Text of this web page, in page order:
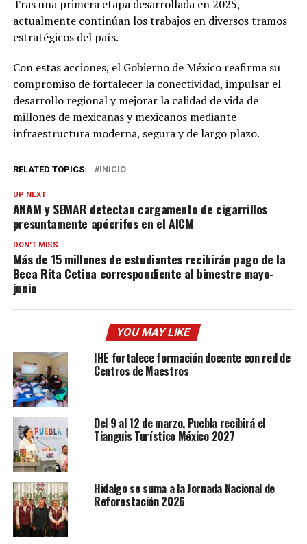
Tras una primera etapa desarrollada en 2025,
actualmente continúan los trabajos en diversos tramos
estratégicos del país.
Con estas acciones, el Gobierno de México reafirma su
compromiso de fortalecer la conectividad, impulsar el
desarrollo regional y mejorar la calidad de vida de
millones de mexicanas y mexicanos mediante
infraestructura moderna, segura y de largo plazo.
RELATED TOPICS: INICIO
UP NEXT
ANAM y SEMAR detectan cargamento de cigarrillos
presuntamente apócrifos en el AICM
DON'T MISS
Más de 15 millones de estudiantes recibirán pago de la
Beca Rita Cetina correspondiente al bimestre mayo-
junio
YOU MAY LIKE
IHE fortalece formación docente con red de
Centros de Maestros
Del 9 al 12 de marzo, Puebla recibirá el
Tianguis Turístico México 2027
Hidalgo se suma a la Jornada Nacional de
Reforestación 2026